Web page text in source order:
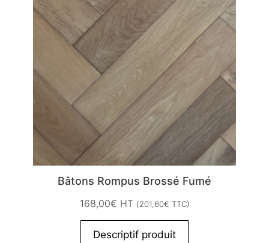
Bâtons Rompus Brossé Fumé
168,00€ HT (201,60€ TTC)
Descriptif produit